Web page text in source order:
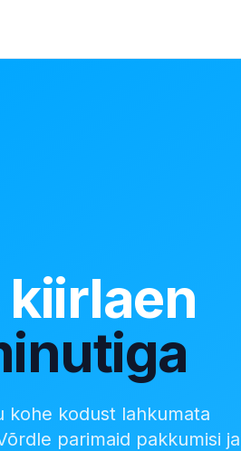
kiirlaen
kohe kodust lahkumata
parimaid pakkumisi